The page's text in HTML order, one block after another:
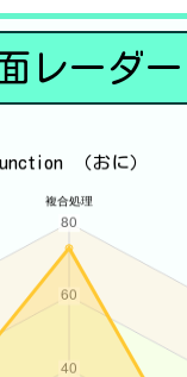
レーダー